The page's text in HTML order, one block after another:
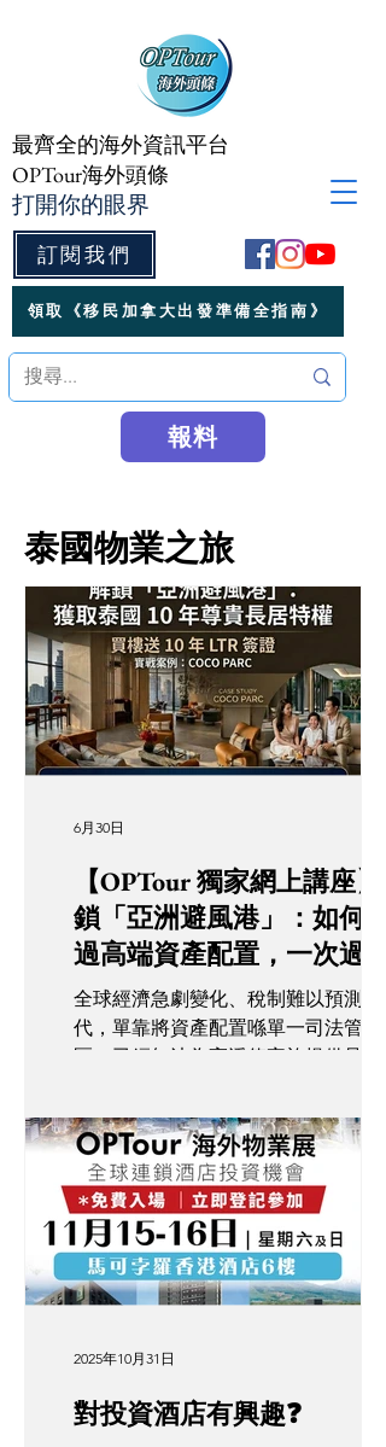
訂閱我們
最齊全的海外資訊平台
OPTour海外頭條
打開你的眼界
領取《移民加拿大出發準備全指南》
報料
泰國物業之旅
【OPTour 獨家網上講座】
鎖「亞洲避風港」：如何透
過高端資產配置，一次過獲
取泰國 10 年尊貴長居特權
全球經濟急劇變化、稅制難以預測嘅
代，單靠將資產配置喺單一司法管轄
區，已經無法為高淨值家族提供足夠
資者同企業家將目光轉向泰國，將其
為終極嘅第二家園同跨代財富避風港
最關鍵嘅問題係：點樣先可以喺配置
級海外房地產嘅同時，為全家人鎖定
個極具價值、可以長遠安居嘅居留身
分？ ✈️ 泰國頂級 LTR 簽證：超越一般
居留選項，通往頂級圈層生活嘅入場
之一。只要投資符合資格嘅泰國頂級
地產，申請人即可為自己及直系親屬
6月30日
對投資酒店有興趣❓
2025年10月31日